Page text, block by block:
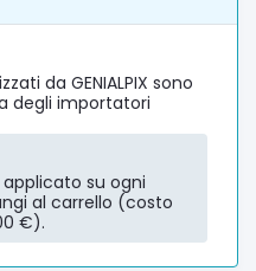
da GENIALPIX sono
degli importatori
su ogni
al carrello (costo
€).